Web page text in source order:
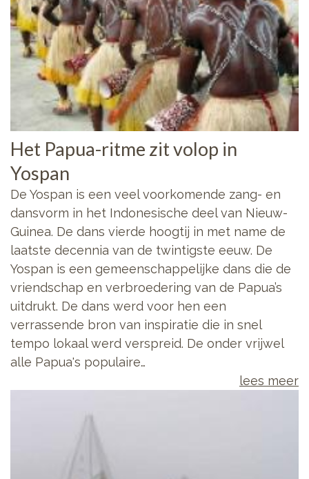
Het Papua-ritme zit volop in
Yospan
De Yospan is een veel voorkomende zang- en
dansvorm in het Indonesische deel van Nieuw-
Guinea. De dans vierde hoogtij in met name de
laatste decennia van de twintigste eeuw. De
Yospan is een gemeenschappelijke dans die de
vriendschap en verbroedering van de Papua’s
uitdrukt. De dans werd voor hen een
verrassende bron van inspiratie die in snel
tempo lokaal werd verspreid. De onder vrijwel
alle Papua's populaire…
lees meer